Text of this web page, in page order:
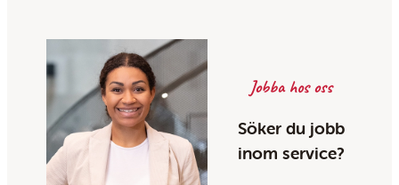
Jobba hos oss
Söker du jobb
inom service?